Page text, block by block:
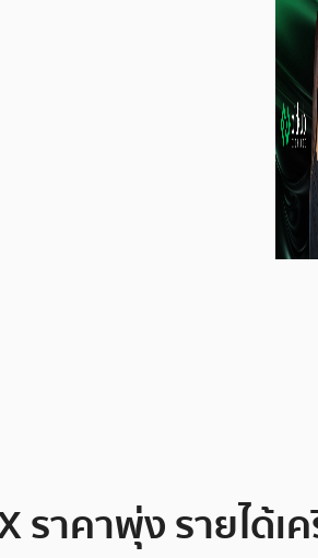
ราคาพุ่ง รายได้